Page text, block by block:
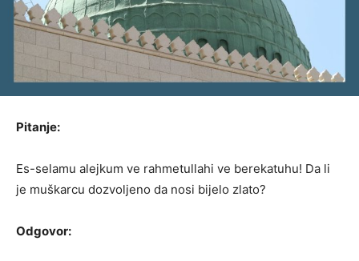
Pitanje:
Es-selamu alejkum ve rahmetullahi ve berekatuhu! Da li
je muškarcu dozvoljeno da nosi bijelo zlato?
Odgovor: